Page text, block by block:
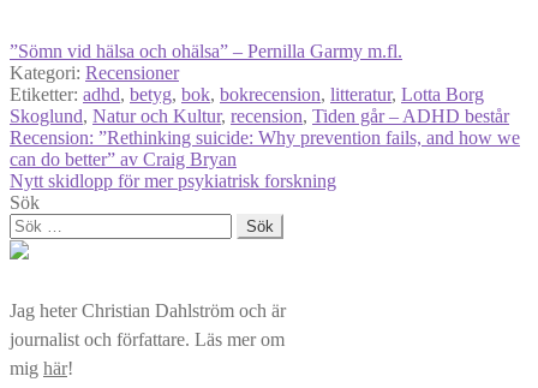
”Sömn vid hälsa och ohälsa” – Pernilla Garmy m.fl.
Kategori: Recensioner
Etiketter: adhd, betyg, bok, bokrecension, litteratur, Lotta Borg
Skoglund, Natur och Kultur, recension, Tiden går – ADHD består
Inläggsnavigering
Föregående
inlägg:
Recension: ”Rethinking suicide: Why prevention fails, and how we
can do better” av Craig Bryan
Nästa
inlägg:
Nytt skidlopp för mer psykiatrisk forskning
Sök
Sök
efter:
Jag heter Christian Dahlström och är
journalist och författare. Läs mer om
mig här!